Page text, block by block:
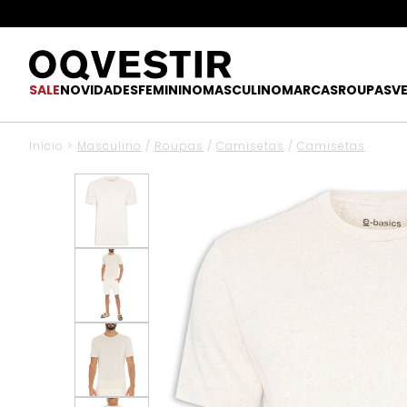
SALENOVIDADESFEMININOMASCULINOMARCASROUPAS
Início > Masculino / Roupas / Camisetas / Camisetas